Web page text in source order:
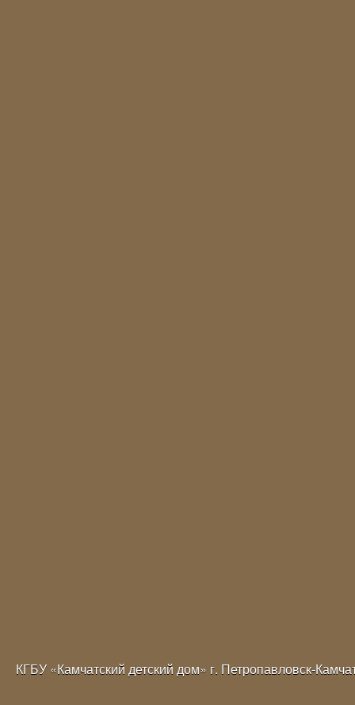
КГБУ «Камчатский детский дом» г. Петропавловск-